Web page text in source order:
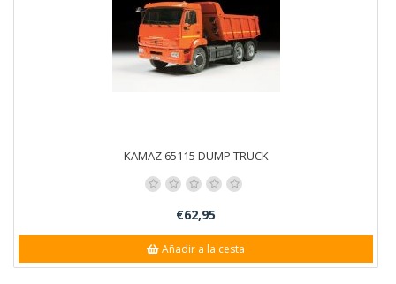
KAMAZ 65115 DUMP TRUCK
€62,95
Añadir a la cesta